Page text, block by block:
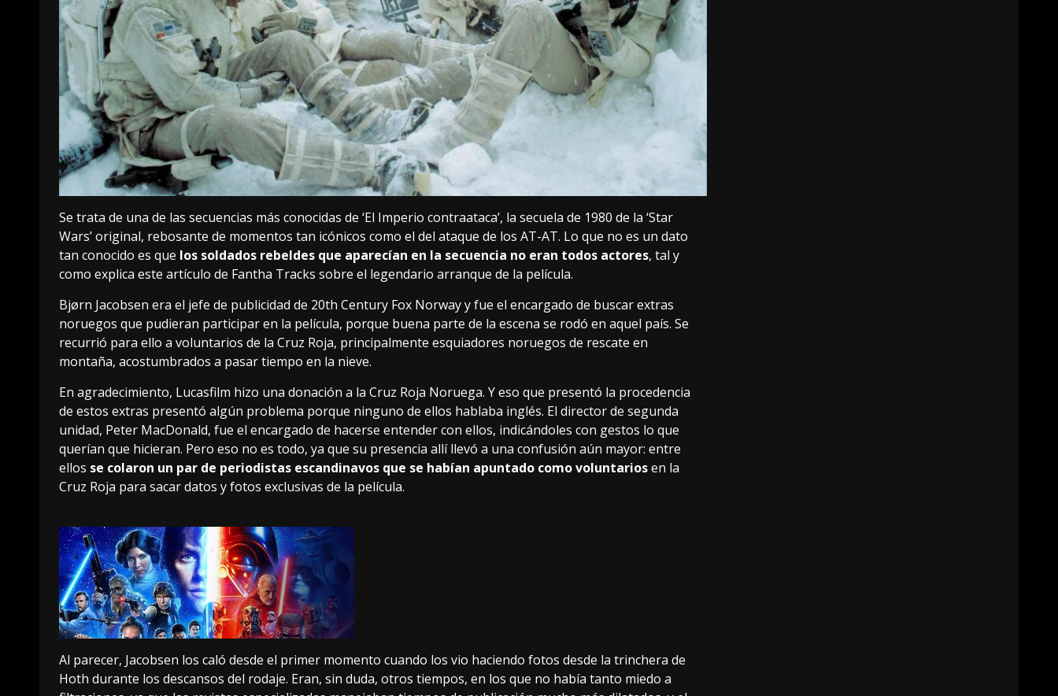
Se trata de una de las secuencias más conocidas de ‘El Imperio contraataca’, la secuela de 1980 de la ‘Star
Wars’original, rebosante de momentos tan icónicos como el del ataque de los AT-AT. Lo que no es un dato
tan conocido es que los soldados rebeldes que aparecían en la secuencia no eran todos actores, tal y
como explica este artículo de Fantha Tracks sobre el legendario arranque de la película.
Bjørn Jacobsen era el jefe de publicidad de 20th Century Fox Norway y fue el encargado de buscar extras
noruegos que pudieran participar en la película, porque buena parte de la escena se rodó en aquel país. Se
recurrió para ello a voluntarios de la Cruz Roja, principalmente esquiadores noruegos de rescate en
montaña, acostumbrados a pasar tiempo en la nieve.
En agradecimiento, Lucasfilm hizo una donación a la Cruz Roja Noruega. Y eso que presentó la procedencia
de estos extras presentó algún problema porque ninguno de ellos hablaba inglés. El director de segunda
unidad, Peter MacDonald, fue el encargado de hacerse entender con ellos, indicándoles con gestos lo que
querían que hicieran. Pero eso no es todo, ya que su presencia allí llevó a una confusión aún mayor: entre
ellos se colaron un par de periodistas escandinavos que se habían apuntado como voluntariosen la
Cruz Roja para sacar datos y fotos exclusivas de la película.
Al parecer, Jacobsen los caló desde el primer momento cuando los vio haciendo fotos desde la trinchera de
Hoth durante los descansos del rodaje. Eran, sin duda, otros tiempos, en los que no había tanto miedo a